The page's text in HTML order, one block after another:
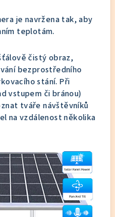
je navržena tak, aby
teplotám.
čistý obraz,
bezprostředního
stání. Při
vstupem či bránou)
tváře návštěvníků
na vzdálenost několika